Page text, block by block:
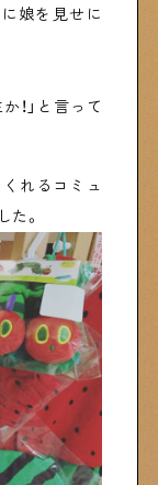
娘を見せに
！」と言って
れるコミュ
。